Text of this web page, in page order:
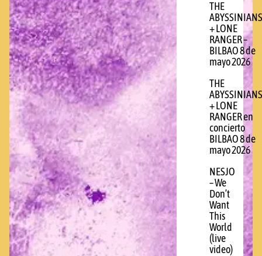
THE
ABYSSINIANS
+ LONE
RANGER –
BILBAO 8 de
mayo 2026
THE
ABYSSINIANS
+ LONE
RANGER en
concierto
BILBAO 8 de
mayo 2026
NESJO
– We
Don’t
Want
This
World
(live
video)